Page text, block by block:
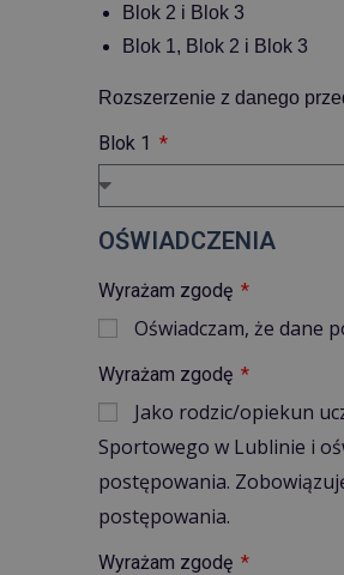
Blok 2 i Blok 3
Blok 1, Blok 2 i Blok 3
Rozszerzenie z danego
Blok 1
OŚWIADCZENIA
Wyrażam zgodę
Oświadczam, że dane
Wyrażam zgodę
Jako rodzic/opiekun
Sportowego w Lublinie i
postępowania.
postępowania.
Wyrażam zgodę